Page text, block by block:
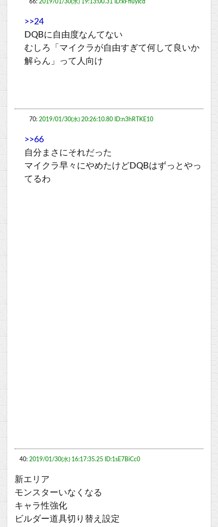
66: 2019/01/30(水) 19:13:00.31 ID:kFfiuyIcd
>>24
DQBに自由度なんてない
むしろ「マイクラが自由すぎて何して良いか
解らん」って人向け
70: 2019/01/30(水) 20:26:10.80 ID:n3hRTKE10
>>66
自分まさにそれだった
マイクラ早々にやめたけどDQBはずっとやっ
てるわ
40: 2019/01/30(水) 16:17:35.25 ID:1sE7BiCc0
新エリア
モンスターいなくなる
キャラ性強化
ビルダー道具切り替え設定